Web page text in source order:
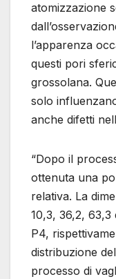
atomizzazione
l’apparenza
questi pori
grossolana.
solo
anche difetti
“Dopo il
ottenuta una
relativa. La
10,3, 36,2, 63,3
P4,
distribuzione
processo di